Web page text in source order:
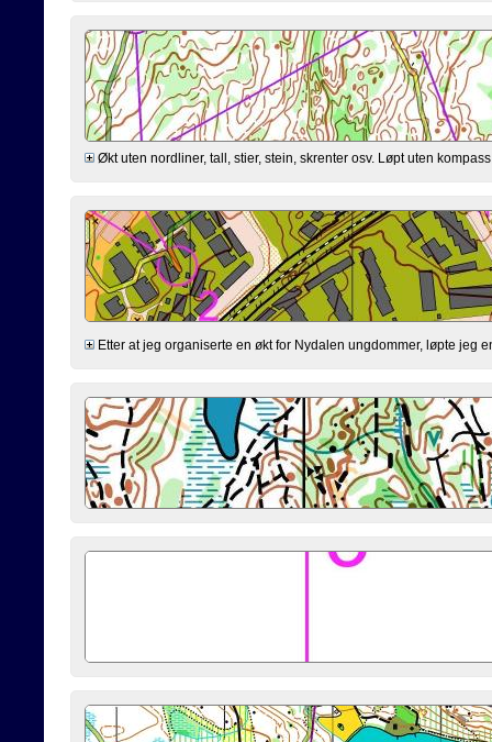
Økt uten nordliner, tall, stier, stein, skrenter osv. Løpt uten
Etter at jeg organiserte en økt for Nydalen ungdommer, løpte jeg